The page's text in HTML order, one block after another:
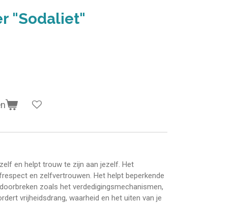
"Sodaliet"
en helpt trouw te zijn aan jezelf. Het
en zelfvertrouwen. Het helpt beperkende
zoals het verdedigingsmechanismen,
vrijheidsdrang, waarheid en het uiten van je